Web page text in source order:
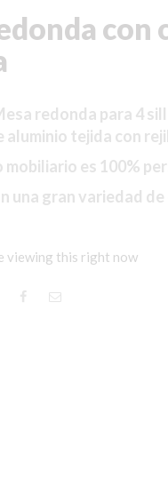
con
redonda para 4
aluminio tejida con
es 100%
una gran variedad
viewing this right now